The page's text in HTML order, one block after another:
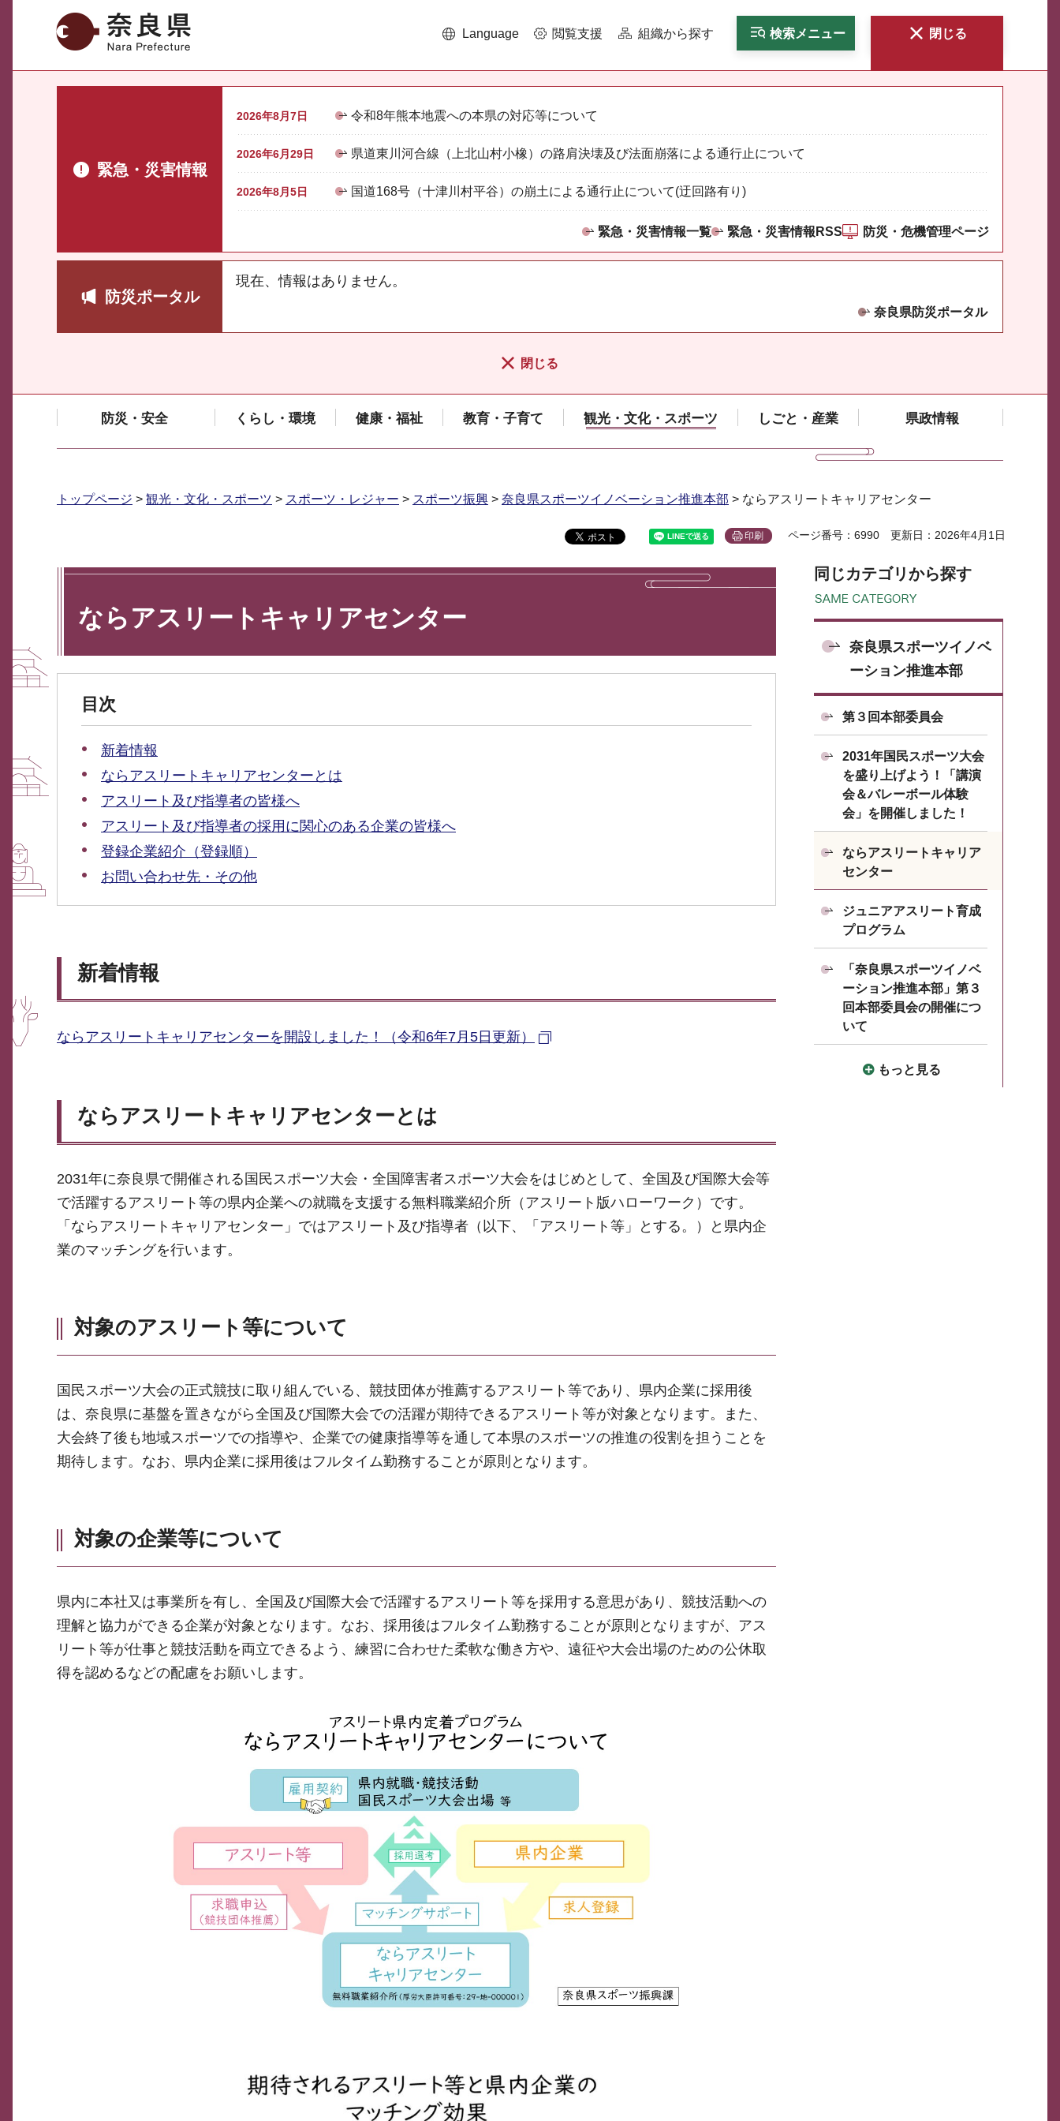
奈良県 Language 閲覧支援 組織から探す 検索メニュー 閉じる
緊急・災害情報
2026年8月7日 令和8年熊本地震への本県の対応等について
2026年6月29日 県道東川河合線（上北山村小橡）の路肩決壊及び法面崩落による通行止について
2026年8月5日 国道168号（十津川村平谷）の崩土による通行止について(迂回路有り)
緊急・災害情報一覧 緊急・災害情報RSS 防災・危機管理ページ
防災ポータル
現在、情報はありません。
奈良県防災ポータル
閉じる
防災・安全 くらし・環境 健康・福祉 教育・子育て 観光・文化・スポーツ しごと・産業 県政情報
トップページ > 観光・文化・スポーツ > スポーツ・レジャー > スポーツ振興 > 奈良県スポーツイノベーション推進本部 > ならアスリートキャリアセンター
印刷 ページ番号：6990 更新日：2026年4月1日
ならアスリートキャリアセンター
目次
新着情報
ならアスリートキャリアセンターとは
アスリート及び指導者の皆様へ
アスリート及び指導者の採用に関心のある企業の皆様へ
登録企業紹介（登録順）
お問い合わせ先・その他
新着情報
ならアスリートキャリアセンターを開設しました！（令和6年7月5日更新）
ならアスリートキャリアセンターとは
2031年に奈良県で開催される国民スポーツ大会・全国障害者スポーツ大会をはじめとして、全国及び国際大会等
で活躍するアスリート等の県内企業への就職を支援する無料職業紹介所（アスリート版ハローワーク）です。
「ならアスリートキャリアセンター」ではアスリート及び指導者（以下、「アスリート等」とする。）と県内企
業のマッチングを行います。
対象のアスリート等について
国民スポーツ大会の正式競技に取り組んでいる、競技団体が推薦するアスリート等であり、県内企業に採用後
は、奈良県に基盤を置きながら全国及び国際大会での活躍が期待できるアスリート等が対象となります。また、
大会終了後も地域スポーツでの指導や、企業での健康指導等を通して本県のスポーツの推進の役割を担うことを
期待します。なお、県内企業に採用後はフルタイム勤務することが原則となります。
対象の企業等について
県内に本社又は事業所を有し、全国及び国際大会で活躍するアスリート等を採用する意思があり、競技活動への
理解と協力ができる企業が対象となります。なお、採用後はフルタイム勤務することが原則となりますが、アス
リート等が仕事と競技活動を両立できるよう、練習に合わせた柔軟な働き方や、遠征や大会出場のための公休取
得を認めるなどの配慮をお願いします。
同じカテゴリから探す
奈良県スポーツイノベ
ーション推進本部
第３回本部委員会
2031年国民スポーツ大会
を盛り上げよう！「講演
会＆バレーボール体験
会」を開催しました！
ならアスリートキャリア
センター
ジュニアアスリート育成
プログラム
「奈良県スポーツイノベ
ーション推進本部」第３
回本部委員会の開催につ
いて
もっと見る